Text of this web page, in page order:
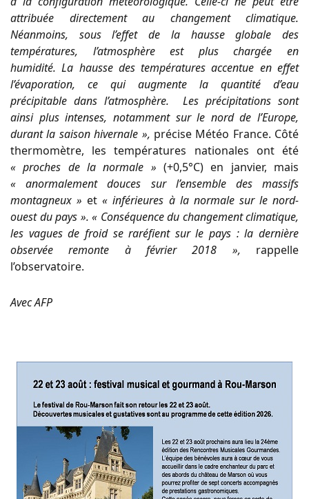
attribuée directement au changement climatique.
Néanmoins, sous l’effet de la hausse globale des
températures, l’atmosphère est plus chargée en
humidité. La hausse des températures accentue en effet
l’évaporation, ce qui augmente la quantité d’eau
précipitable dans l’atmosphère. Les précipitations sont
ainsi plus intenses, notamment sur le nord de l’Europe,
durant la saison hivernale », précise Météo France. Côté
thermomètre, les températures nationales ont été
« proches de la normale » (+0,5°C) en janvier, mais
« anormalement douces sur l’ensemble des massifs
montagneux » et« inférieures à la normale sur le nord-
ouest du pays ». « Conséquence du changement climatique,
les vagues de froid se raréfient sur le pays : la dernière
observée remonte à février 2018 », rappelle
l’observatoire.
Avec AFP